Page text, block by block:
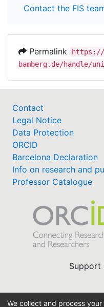
Contact the FIS
Permalink
bamberg.de/handle/
Contact
Legal Notice
Data Protection
ORCID
Barcelona Declaration
Info on research and
Professor Catalogue
Support
We collect and process